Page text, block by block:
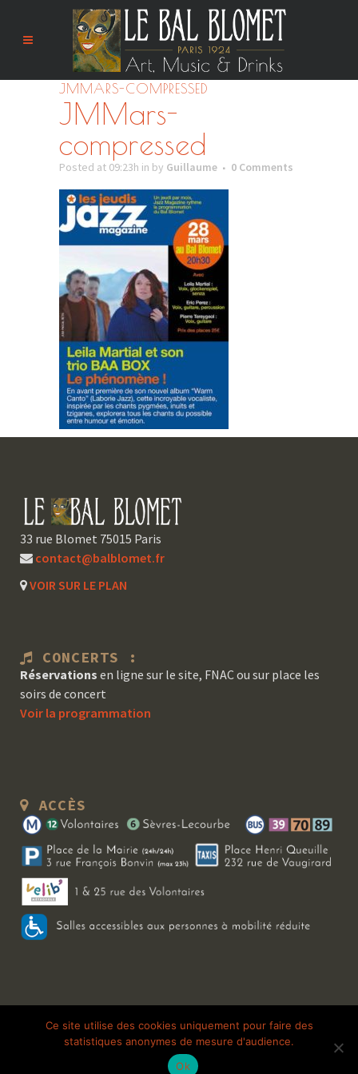
JMMARS-COMPRESSED
JMMars-
compressed
Posted at 09:23h in by Guillaume 0 Comments
33 rue Blomet 75015 Paris
contact@balblomet.fr
VOIR SUR LE PLAN
CONCERTS :
Réservations en ligne sur le site, FNAC ou sur place les
soirs de concert
Voir la programmation
ACCÈS
Copyright 2026 Le Bal Blomet | Tous droits réservés | Mentions légales
Galerie photo
Ce site utilise des cookies uniquement pour faire des
statistiques anonymes de mesure d'audience.
Ok